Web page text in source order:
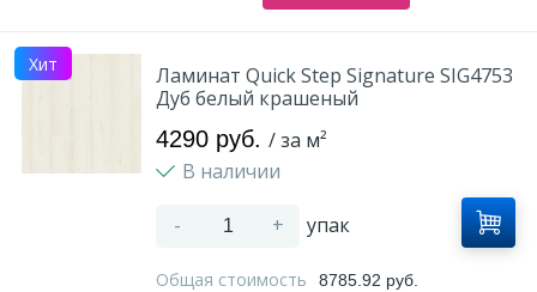
Хит
Ламинат Quick Step Signature SIG4753
Дуб белый крашеный
4290 руб. / за м²
В наличии
- + упак
Общая стоимость 8785.92 руб.